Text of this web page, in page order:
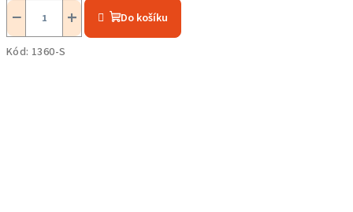
hodnocení
produktu
je
5,0
+
− Do košíku
Kód: 1360-S